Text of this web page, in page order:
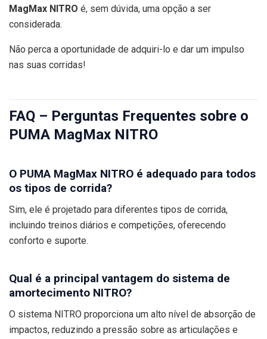
MagMax NITRO é, sem dúvida, uma opção a ser
considerada.
Não perca a oportunidade de adquiri-lo e dar um impulso
nas suas corridas!
FAQ – Perguntas Frequentes sobre o
PUMA MagMax NITRO
O PUMA MagMax NITRO é adequado para todos
os tipos de corrida?
Sim, ele é projetado para diferentes tipos de corrida,
incluindo treinos diários e competições, oferecendo
conforto e suporte.
Qual é a principal vantagem do sistema de
amortecimento NITRO?
O sistema NITRO proporciona um alto nível de absorção de
impactos, reduzindo a pressão sobre as articulações e